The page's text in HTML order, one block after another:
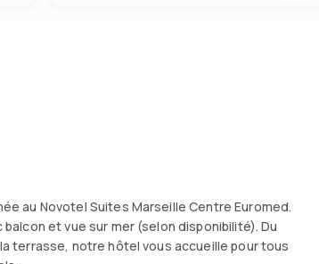
au Novotel Suites Marseille Centre Euromed.
et vue sur mer (selon disponibilité). Du
terrasse, notre hôtel vous accueille pour tous